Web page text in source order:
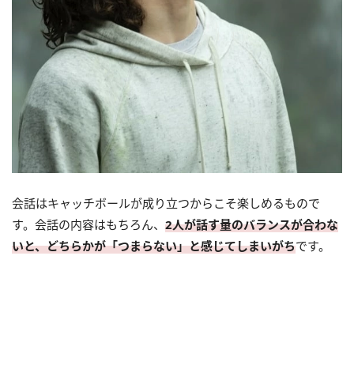
会話はキャッチボールが成り立つからこそ楽しめるもので
す。会話の内容はもちろん、 2人が話す量のバランスが合わな
いと、どちらかが「つまらない」と感じてしまいがちです。